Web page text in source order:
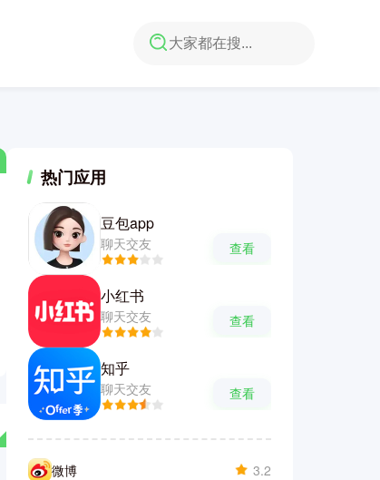
热门应用
豆包app
聊天交友 查看
小红书
聊天交友 查看
知乎
聊天交友 查看
微博
3.2